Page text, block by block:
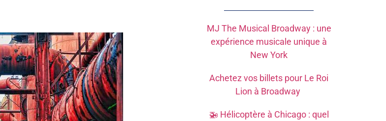
MJ The Musical Broadway : une
expérience musicale unique à
New York
Achetez vos billets pour Le Roi
Lion à Broadway
🚁 Hélicoptère à Chicago : quel